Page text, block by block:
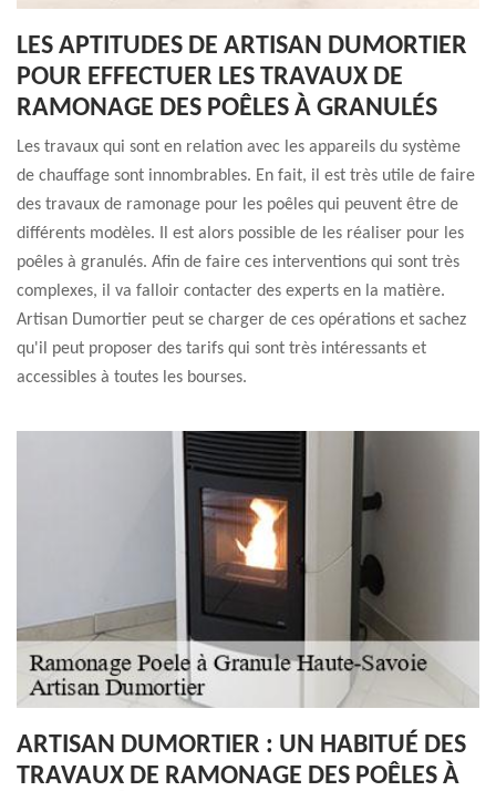
LES APTITUDES DE ARTISAN DUMORTIER
POUR EFFECTUER LES TRAVAUX DE
RAMONAGE DES POÊLES À GRANULÉS
Les travaux qui sont en relation avec les appareils du système
de chauffage sont innombrables. En fait, il est très utile de faire
des travaux de ramonage pour les poêles qui peuvent être de
différents modèles. Il est alors possible de les réaliser pour les
poêles à granulés. Afin de faire ces interventions qui sont très
complexes, il va falloir contacter des experts en la matière.
Artisan Dumortier peut se charger de ces opérations et sachez
qu'il peut proposer des tarifs qui sont très intéressants et
accessibles à toutes les bourses.
ARTISAN DUMORTIER : UN HABITUÉ DES
TRAVAUX DE RAMONAGE DES POÊLES À